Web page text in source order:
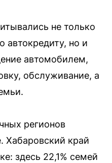
не только
автокредиту, но и
автомобилем,
обслуживание, а
регионов
Хабаровский край
здесь 22,1% семей